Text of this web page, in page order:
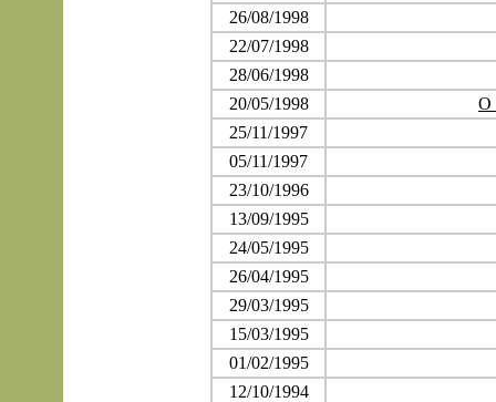
26/08/1998
22/07/1998
28/06/1998
20/05/1998
O
25/11/1997
05/11/1997
23/10/1996
13/09/1995
24/05/1995
26/04/1995
29/03/1995
15/03/1995
01/02/1995
12/10/1994